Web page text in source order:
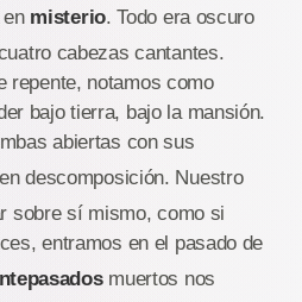
misterio. Todo era oscuro
cabezas cantantes.
repente, notamos como
bajo tierra, bajo la mansión.
abiertas con sus
descomposición. Nuestro
sobre sí mismo, como si
entramos en el pasado de
muertos nos